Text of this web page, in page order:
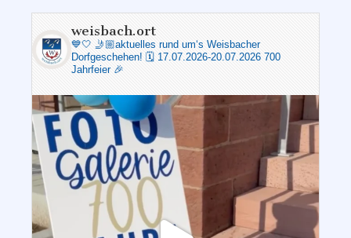
weisbach.ort
💙🤍 🤳🏼aktuelles rund um‘s Weisbacher
Dorfgeschehen! 🗓️ 17.07.2026-20.07.2026 700
Jahrfeier 🎉